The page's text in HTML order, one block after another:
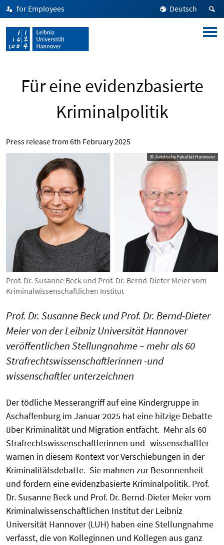
for Employees Deutsch
Für eine evidenzbasierte
Kriminalpolitik
Press release from 6th February 2025
© Juristische Fakultät Hannover
Prof. Dr. Susanne Beck und Prof. Dr. Bernd-Dieter Meier vom
Kriminalwissenschaftlichen Institut
Prof. Dr. Susanne Beck und Prof. Dr. Bernd-Dieter
Meier von der Leibniz Universität Hannover
veröffentlichen Stellungnahme – mehr als 60
Strafrechtswissenschaftlerinnen -und
wissenschaftler unterzeichnen
Der tödliche Messerangriff auf eine Kindergruppe in
Aschaffenburg im Januar 2025 hat eine hitzige Debatte
über Kriminalität und Migration entfacht. Mehr als 60
Strafrechtswissenschaftlerinnen und -wissenschaftler
warnen in diesem Kontext vor Verschiebungen in der
Kriminalitätsdebatte. Sie mahnen zur Besonnenheit
und fordern eine evidenzbasierte Kriminalpolitik. Prof.
Dr. Susanne Beck und Prof. Dr. Bernd-Dieter Meier vom
Kriminalwissenschaftlichen Institut der Leibniz
Universität Hannover (LUH) haben eine Stellungnahme
verfasst, die von Kolleginnen und Kollegen aus ganz